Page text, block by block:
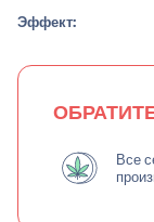
Эффект:
Все